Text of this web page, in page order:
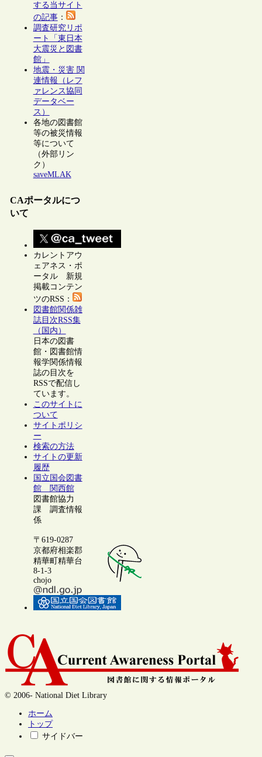
する当サイト
の記事：
調査研究リポ
ート「東日本
大震災と図書
館」
地震・災害 関
連情報（レフ
ァレンス協同
データベー
ス）
各地の図書館
等の被災情報
等について
（外部リン
ク）
saveMLAK
CAポータルにつ
いて
カレントアウ
ェアネス・ポ
ータル 新規
掲載コンテン
ツのRSS：
図書館関係雑
誌目次RSS集
（国内）
日本の図書
館・図書館情
報学関係情報
誌の目次を
RSSで配信し
ています。
このサイトに
ついて
サイトポリシ
ー
検索の方法
サイトの更新
履歴
国立国会図書
館 関西館
図書館協力
課 調査情報
係
〒619-0287
京都府相楽郡
精華町精華台
8-1-3
chojo
© 2006- National Diet Library
ホーム
トップ
サイドバー